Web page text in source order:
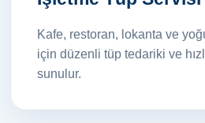
Kafe, restoran, lokanta ve
için düzenli tüp tedariki ve
sunulur.